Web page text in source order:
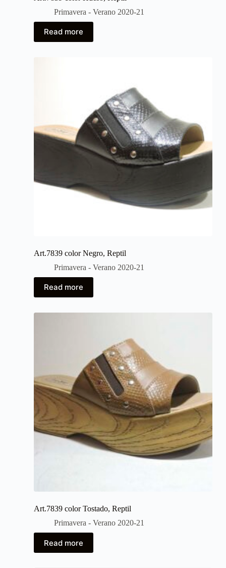
Primavera - Verano 2020-21
Read more
Art.7839 color Negro, Reptil
Primavera - Verano 2020-21
Read more
Art.7839 color Tostado, Reptil
Primavera - Verano 2020-21
Read more